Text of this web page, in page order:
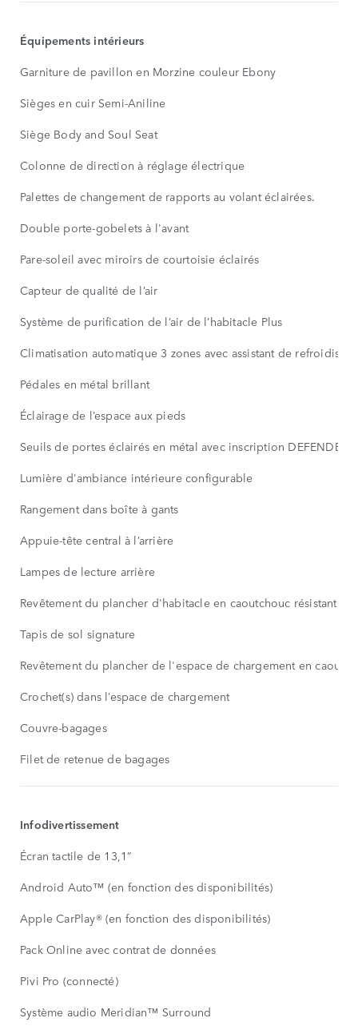
Équipements intérieurs
Garniture de pavillon en Morzine couleur Ebony
Sièges en cuir Semi-Aniline
Siège Body and Soul Seat
Colonne de direction à réglage électrique
Palettes de changement de rapports au volant éclairées.
Double porte-gobelets à l'avant
Pare-soleil avec miroirs de courtoisie éclairés
Capteur de qualité de l’air
Système de purification de l’air de l’habitacle Plus
Climatisation automatique 3 zones avec assistant de
Pédales en métal brillant
Éclairage de l’espace aux pieds
Seuils de portes éclairés en métal avec inscription DEFENDER
Lumière d'ambiance intérieure configurable
Rangement dans boîte à gants
Appuie-tête central à l’arrière
Lampes de lecture arrière
Revêtement du plancher d'habitacle en caoutchouc résistant
Tapis de sol signature
Revêtement du plancher de l'espace de chargement en
Crochet(s) dans l’espace de chargement
Couvre-bagages
Filet de retenue de bagages
Infodivertissement
Écran tactile de 13,1”
Android Auto™ (en fonction des disponibilités)
Apple CarPlay® (en fonction des disponibilités)
Pack Online avec contrat de données
Pivi Pro (connecté)
Système audio Meridian™ Surround